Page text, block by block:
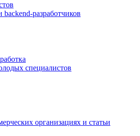
разработчиков
специалистов
организациях и статьи